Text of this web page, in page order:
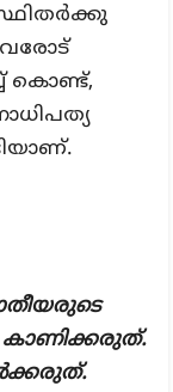
കൊണ്ട്,
കാണിക്കരുത്.